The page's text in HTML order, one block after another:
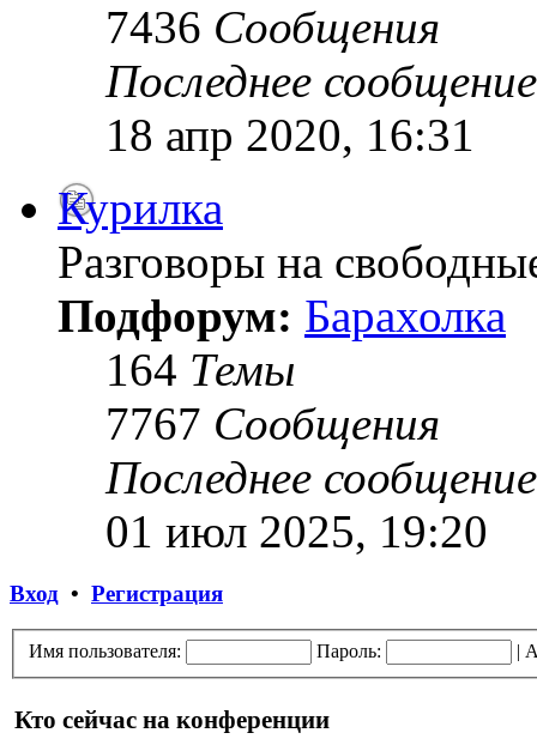
7436 Сообщения
Последнее сообщение
18 апр 2020, 16:31
Курилка
Разговоры на
Подфорум: Барахолка
164 Темы
7767 Сообщения
Последнее сообщение
01 июл 2025, 19:20
Вход • Регистрация
Имя пользователя: Пароль: |
Кто сейчас на конференции